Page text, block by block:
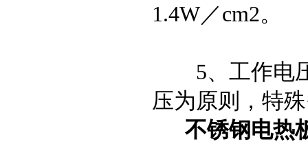
1.4W／cm2。
5、工作电压
压为原则，特
不锈钢电热